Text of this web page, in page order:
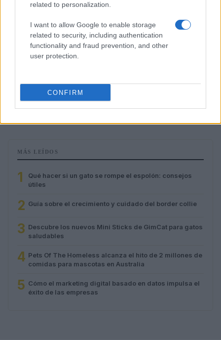
related to personalization.
I want to allow Google to enable storage
related to security, including authentication
functionality and fraud prevention, and other
user protection.
CONFIRM
Cómo reaccionan los animales durante un eclipse
solar total
MÁS LEÍDOS
1
Qué hacer si un gato se rompe el espolón: consejos
útiles
2 Guía sobre el crecimiento y cuidado del border collie
3 Descubre los nuevos Mini Sticks de GimCat para gatos
saludables
4 Pets Of The Homeless alcanza el hito de 2 millones de
comidas para mascotas en Australia
5 Cómo el marketing digital basado en datos impulsa el
éxito de las empresas